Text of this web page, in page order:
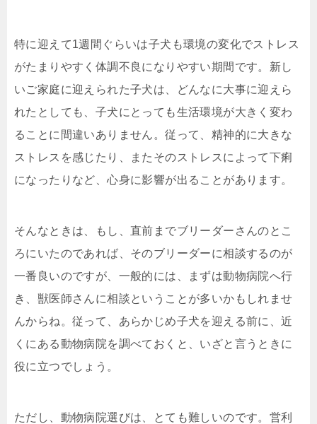
特に迎えて1週間ぐらいは子犬も環境の変化でストレス
がたまりやすく体調不良になりやすい期間です。新し
いご家庭に迎えられた子犬は、どんなに大事に迎えら
れたとしても、子犬にとっても生活環境が大きく変わ
ることに間違いありません。従って、精神的に大きな
ストレスを感じたり、またそのストレスによって下痢
になったりなど、心身に影響が出ることがあります。
そんなときは、もし、直前までブリーダーさんのとこ
ろにいたのであれば、そのブリーダーに相談するのが
一番良いのですが、一般的には、まずは動物病院へ行
き、獣医師さんに相談ということが多いかもしれませ
んからね。従って、あらかじめ子犬を迎える前に、近
くにある動物病院を調べておくと、いざと言うときに
役に立つでしょう。
ただし、動物病院選びは、とても難しいのです。営利